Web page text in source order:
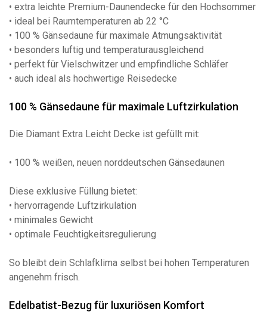
• extra leichte Premium-Daunendecke für den Hochsommer
• ideal bei Raumtemperaturen ab 22 °C
• 100 % Gänsedaune für maximale Atmungsaktivität
• besonders luftig und temperaturausgleichend
• perfekt für Vielschwitzer und empfindliche Schläfer
• auch ideal als hochwertige Reisedecke
100 % Gänsedaune für maximale Luftzirkulation
Die Diamant Extra Leicht Decke ist gefüllt mit:
• 100 % weißen, neuen norddeutschen Gänsedaunen
Diese exklusive Füllung bietet:
• hervorragende Luftzirkulation
• minimales Gewicht
• optimale Feuchtigkeitsregulierung
So bleibt dein Schlafklima selbst bei hohen Temperaturen
angenehm frisch.
Edelbatist-Bezug für luxuriösen Komfort